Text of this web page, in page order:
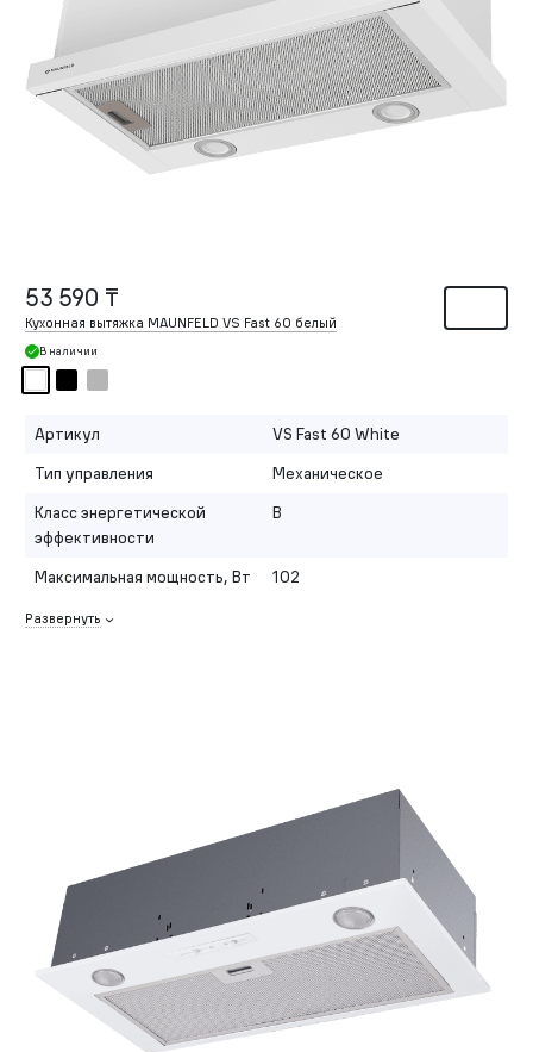
53 590 ₸
Кухонная вытяжка MAUNFELD VS Fast 60 белый
В наличии
Артикул
VS Fast 60 White
Тип управления
Механическое
Класс энергетической
эффективности
B
Максимальная мощность, Вт 102
Развернуть